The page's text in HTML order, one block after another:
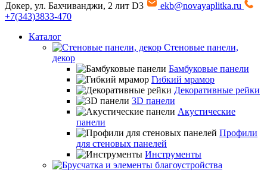
Докер, ул. Бахчиванджи, 2 лит D3
ekb@novayaplitka.ru
+7(343)3833-470
Каталог
Стеновые панели,
декор
Бамбуковые панели
Гибкий мрамор
Декоративные рейки
3D панели
Акустические
панели
Профили
для стеновых панелей
Инструменты